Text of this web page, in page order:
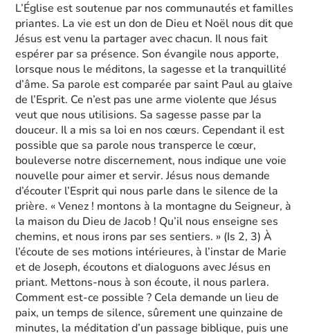
L’Église est soutenue par nos communautés et familles
priantes. La vie est un don de Dieu et Noël nous dit que
Jésus est venu la partager avec chacun. Il nous fait
espérer par sa présence. Son évangile nous apporte,
lorsque nous le méditons, la sagesse et la tranquillité
d’âme. Sa parole est comparée par saint Paul au glaive
de l’Esprit. Ce n’est pas une arme violente que Jésus
veut que nous utilisions. Sa sagesse passe par la
douceur. Il a mis sa loi en nos cœurs. Cependant il est
possible que sa parole nous transperce le cœur,
bouleverse notre discernement, nous indique une voie
nouvelle pour aimer et servir. Jésus nous demande
d’écouter l’Esprit qui nous parle dans le silence de la
prière. « Venez ! montons à la montagne du Seigneur, à
la maison du Dieu de Jacob ! Qu’il nous enseigne ses
chemins, et nous irons par ses sentiers. » (Is 2, 3) À
l’écoute de ses motions intérieures, à l’instar de Marie
et de Joseph, écoutons et dialoguons avec Jésus en
priant. Mettons-nous à son écoute, il nous parlera.
Comment est-ce possible ? Cela demande un lieu de
paix, un temps de silence, sûrement une quinzaine de
minutes, la méditation d’un passage biblique, puis une